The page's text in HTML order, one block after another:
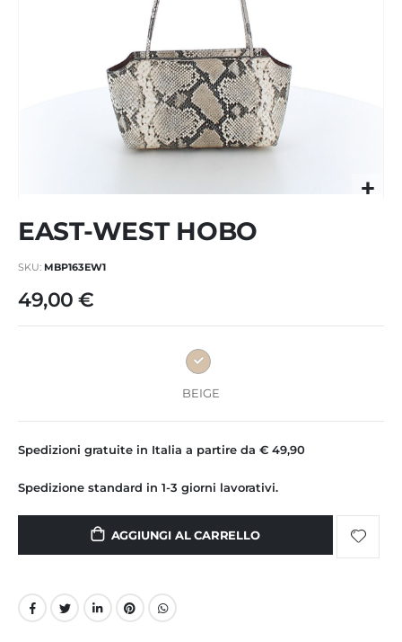
all'inizio
della
galleria
immagini
EAST-WEST HOBO
SKU MBP163EW1
49,00 €
BEIGE
Spedizioni gratuite in Italia a partire da € 49,90
Spedizione standard in 1-3 giorni lavorativi.
AGGIUNGI AL CARRELLO